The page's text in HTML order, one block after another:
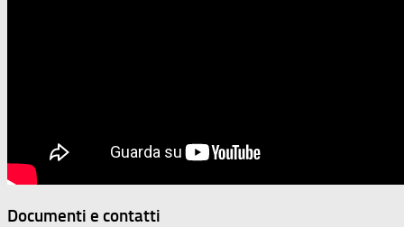
Documenti e contatti